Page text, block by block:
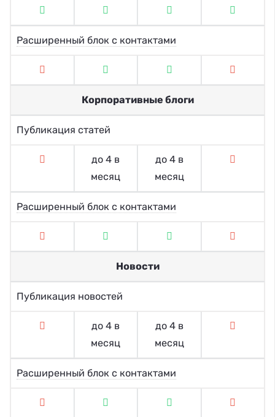
Расширенный блок с контактами
Корпоративные блоги
Публикация статей
до 4 в
месяц
до 4 в
месяц
Расширенный блок с контактами
Новости
Публикация новостей
до 4 в
месяц
до 4 в
месяц
Расширенный блок с контактами